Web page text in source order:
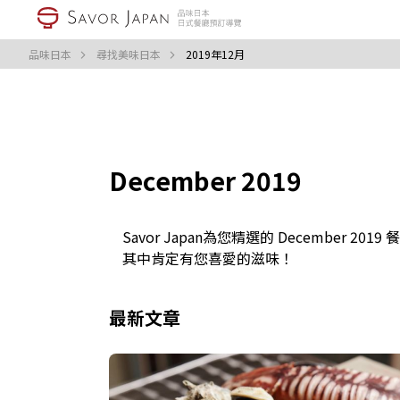
品味日本 尋找美味日本 2019年12月
December 2019
Savor Japan為您精選的 December 2019
其中肯定有您喜愛的滋味！
最新文章